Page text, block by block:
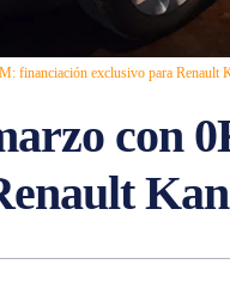
financiación exclusivo para Renault
con